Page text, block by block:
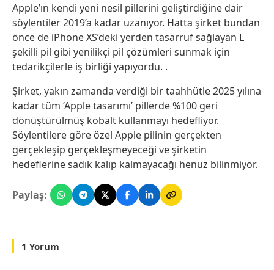
Apple’ın kendi yeni nesil pillerini geliştirdiğine dair
söylentiler 2019’a kadar uzanıyor. Hatta şirket bundan
önce de iPhone XS’deki yerden tasarruf sağlayan L
şekilli pil gibi yenilikçi pil çözümleri sunmak için
tedarikçilerle iş birliği yapıyordu. .
Şirket, yakın zamanda verdiği bir taahhütle 2025 yılına
kadar tüm ‘Apple tasarımı’ pillerde %100 geri
dönüştürülmüş kobalt kullanmayı hedefliyor.
Söylentilere göre özel Apple pilinin gerçekten
gerçekleşip gerçekleşmeyeceği ve şirketin
hedeflerine sadık kalıp kalmayacağı henüz bilinmiyor.
Paylaş:
1 Yorum